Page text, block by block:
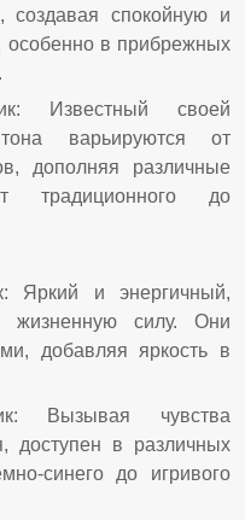
создавая спокойную и
особенно в прибрежных
Известный своей
варьируются от
дополняя различные
традиционного до
Яркий и энергичный,
жизненную силу. Они
добавляя яркость в
Вызывая чувства
доступен в различных
синего до игривого